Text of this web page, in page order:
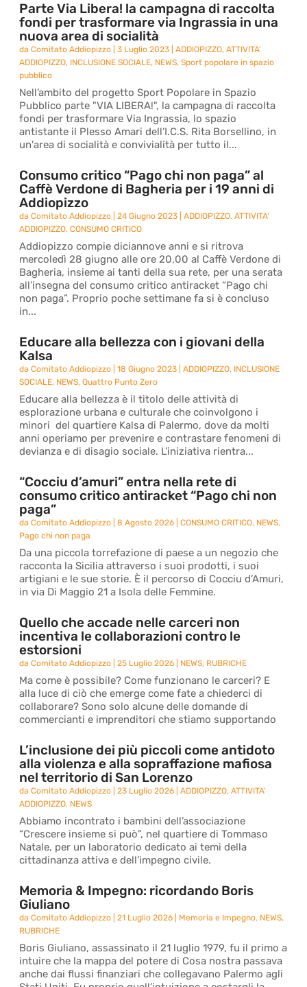
Parte Via Libera! la campagna di raccolta
fondi per trasformare via Ingrassia in una
nuova area di socialità
daComitato Addiopizzo |3 Luglio 2023 |ADDIOPIZZO,ATTIVITA'
ADDIOPIZZO, INCLUSIONE SOCIALE, NEWS,Sport popolare in spazio
pubblico
Nell’ambito del progetto Sport Popolare in Spazio
Pubblico parte "VIA LIBERA!", la campagna di raccolta
fondi per trasformare Via Ingrassia, lo spazio
antistante il Plesso Amari dell’I.C.S. Rita Borsellino, in
un'area di socialità e convivialità per tutto il...
Consumo critico “Pago chi non paga” al
Caffè Verdone di Bagheria per i 19 anni di
Addiopizzo
daComitato Addiopizzo |24 Giugno 2023 |ADDIOPIZZO,ATTIVITA'
ADDIOPIZZO,CONSUMO CRITICO
Addiopizzo compie diciannove anni e si ritrova
mercoledì 28 giugno alle ore 20,00 al Caffè Verdone di
Bagheria, insieme ai tanti della sua rete, per una serata
all’insegna del consumo critico antiracket “Pago chi
non paga”. Proprio poche settimane fa si è concluso
in...
Educare alla bellezza con i giovani della
Kalsa
daComitato Addiopizzo |18 Giugno 2023 |ADDIOPIZZO, INCLUSIONE
SOCIALE, NEWS,Quattro Punto Zero
Educare alla bellezza è il titolo delle attività di
esplorazione urbana e culturale che coinvolgono i
minori del quartiere Kalsa di Palermo, dove da molti
anni operiamo per prevenire e contrastare fenomeni di
devianza e di disagio sociale. L’iniziativa rientra...
“Cocciu d’amuri” entra nella rete di
consumo critico antiracket “Pago chi non
paga”
daComitato Addiopizzo |8 Agosto 2026 |CONSUMO CRITICO, NEWS,
Pago chi non paga
Da una piccola torrefazione di paese a un negozio che
racconta la Sicilia attraverso i suoi prodotti, i suoi
artigiani e le sue storie. È il percorso di Cocciu d’Amuri,
in via Di Maggio 21 a Isola delle Femmine.
Quello che accade nelle carceri non
incentiva le collaborazioni contro le
estorsioni
daComitato Addiopizzo |25 Luglio 2026 NEWS, RUBRICHE
Ma come è possibile? Come funzionano le carceri? E
alla luce di ciò che emerge come fate a chiederci di
collaborare? Sono solo alcune delle domande di
commercianti e imprenditori che stiamo supportando
L’inclusione dei più piccoli come antidoto
alla violenza e alla sopraffazione mafiosa
nel territorio di San Lorenzo
daComitato Addiopizzo |23 Luglio 2026 |ADDIOPIZZO,ATTIVITA'
ADDIOPIZZO, NEWS
Abbiamo incontrato i bambini dell’associazione
“Crescere insieme si può”, nel quartiere di Tommaso
Natale, per un laboratorio dedicato ai temi della
cittadinanza attiva e dell’impegno civile.
Memoria & Impegno: ricordando Boris
Giuliano
daComitato Addiopizzo |21 Luglio 2026 Memoria e Impegno, NEWS,
RUBRICHE
Boris Giuliano, assassinato il 21 luglio 1979, fu il primo a
intuire che la mappa del potere di Cosa nostra passava
anche dai flussi finanziari che collegavano Palermo agli